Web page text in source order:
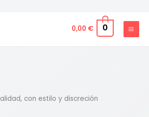
0,00 € 0
con estilo y discreción